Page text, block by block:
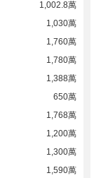
1,002.8萬
1,030萬
1,760萬
1,780萬
1,388萬
650萬
1,768萬
1,200萬
1,300萬
1,590萬